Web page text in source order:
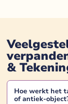
&
Hoe werkt het
of antiek-object